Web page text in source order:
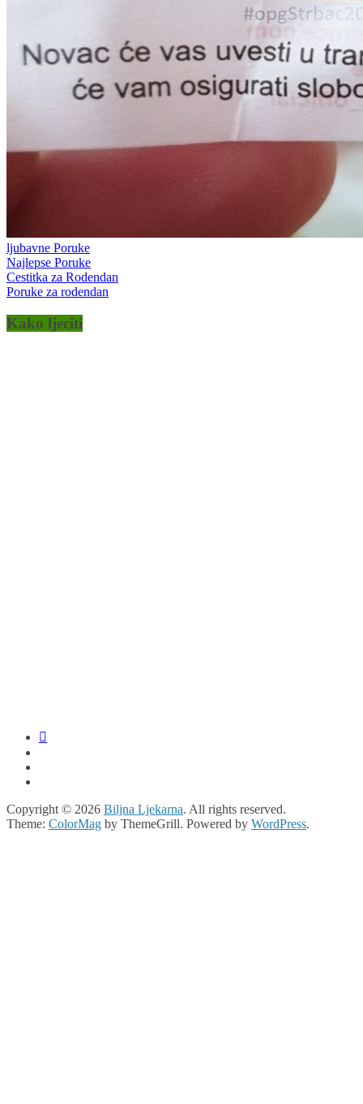
ljubavne Poruke
Najlepse Poruke
Cestitka za Rodendan
Poruke za rodendan
Kako ljeciti
Copyright © 2026 Biljna Ljekarna. All rights reserved.
Theme: ColorMag by ThemeGrill. Powered by WordPress.